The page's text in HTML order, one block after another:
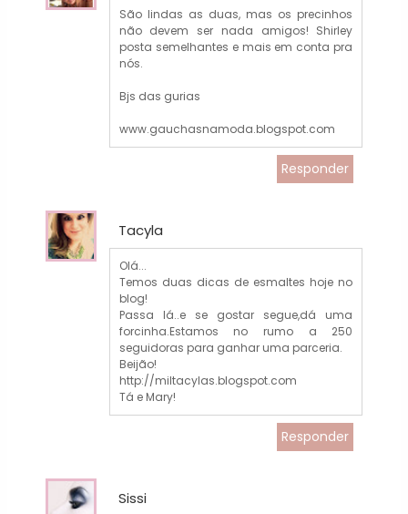
São lindas as duas, mas os precinhos
não devem ser nada amigos! Shirley
posta semelhantes e mais em conta pra
nós.
Bjs das gurias
www.gauchasnamoda.blogspot.com
Responder
Tacyla
Olá...
Temos duas dicas de esmaltes hoje no
blog!
Passa lá..e se gostar segue,dá uma
forcinha.Estamos no rumo a 250
seguidoras para ganhar uma parceria.
Beijão!
http://miltacylas.blogspot.com
Tá e Mary!
Responder
Sissi